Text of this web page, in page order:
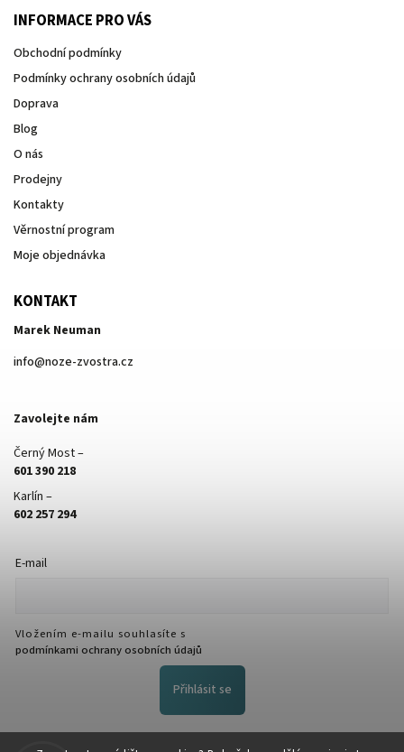
INFORMACE PRO VÁS
Obchodní podmínky
Podmínky ochrany osobních údajů
Doprava
Blog
O nás
Prodejny
Kontakty
Věrnostní program
Moje objednávka
KONTAKT
Marek Neuman
info@noze-zvostra.cz
Zavolejte nám
Černý Most –
601 390 218
Karlín –
602 257 294
E-mail
Vložením e-mailu souhlasíte s
podmínkami ochrany osobních údajů
Přihlásit se